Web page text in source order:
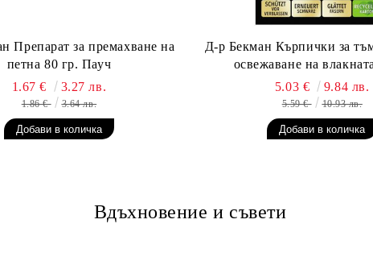
Препарат за премахване на
петна 80 гр. Пауч
1.67 € 3.27 лв.
1.86 € 3.64 лв.
Д-р Бекман Кърпички за
освежаване на
5.03 € 9.84 лв.
5.59 € 10.93 лв.
Вдъхновение и съвети